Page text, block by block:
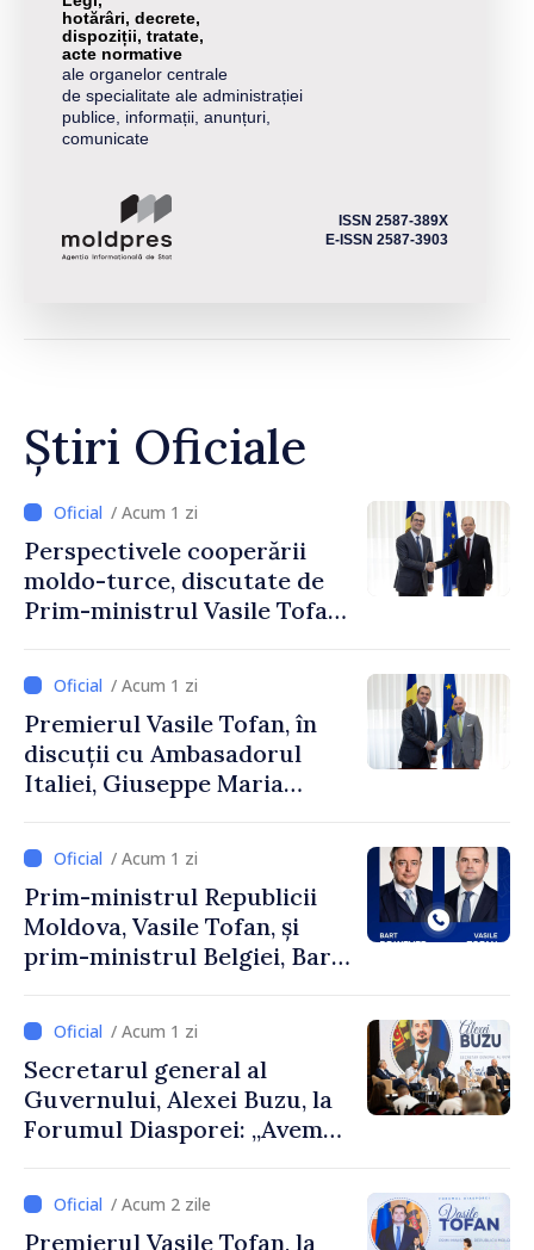
hotărâri, decrete,
dispoziții, tratate,
acte normative
ale organelor centrale
de specialitate ale administrației
publice, informații, anunțuri,
comunicate
ISSN 2587-389X
E-ISSN 2587-3903
Știri Oficiale
/ Acum 1 zi
Perspectivele cooperării
moldo-turce, discutate de
Prim-ministrul Vasile Tofan
Uygar Mustafa Sertel
/ Acum 1 zi
Premierul Vasile Tofan, în
discuții cu Ambasadorul
Italiei, Giuseppe Maria
/ Acum 1 zi
Prim-ministrul Republicii
Moldova, Vasile Tofan, și
prim-ministrul Belgiei, Bart
despre parcursul european
al Republicii Moldova.
/ Acum 1 zi
Secretarul general al
Guvernului, Alexei Buzu, la
Forumul Diasporei: „Avem
dumneavoastră pentru a
construi comunități mai
/ Acum 2 zile
Premierul Vasile Tofan, la